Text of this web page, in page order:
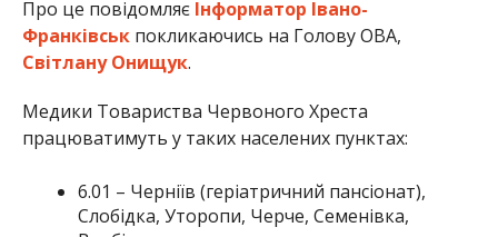
Про це повідомляє Інформатор Івано-
Франківськпокликаючись на Голову ОВА,
Світлану Онищук.
Медики Товариства Червоного Хреста
працюватимуть у таких населених пунктах:
6.01 – Черніїв (геріатричний пансіонат),
Слобідка, Уторопи, Черче, Семенівка,